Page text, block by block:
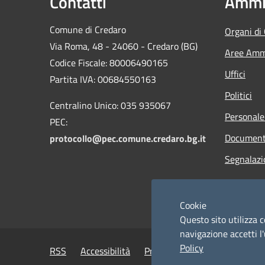
Comune di Credaro
Via Roma, 48 - 24060 - Credaro (BG)
Codice Fiscale: 80006490165
Partita IVA: 00684550163
Centralino Unico: 035 935067
PEC:
protocollo@pec.comune.credaro.bg.it
Organi di
Aree
Uffici
Politici
RSS Accessibilità Privacy Cookie
Cookie
Questo sito utilizza
navigazione accetti
Policy